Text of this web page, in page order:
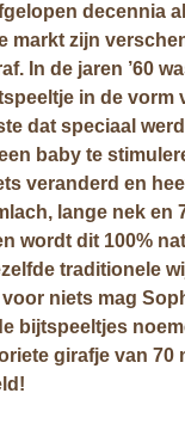
decennia
markt zijn
In de jaren ’60
in de vorm
dat speciaal
baby te
veranderd en
lange nek en
wordt dit 100%
traditionele
niets mag
bijtspeeltjes
girafje van 70